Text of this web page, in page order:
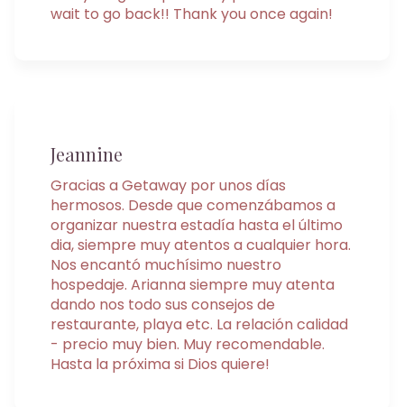
wait to go back!! Thank you once again!
Jeannine
Gracias a Getaway por unos días
hermosos. Desde que comenzábamos a
organizar nuestra estadía hasta el último
dia, siempre muy atentos a cualquier hora.
Nos encantó muchísimo nuestro
hospedaje. Arianna siempre muy atenta
dando nos todo sus consejos de
restaurante, playa etc. La relación calidad
- precio muy bien. Muy recomendable.
Hasta la próxima si Dios quiere!